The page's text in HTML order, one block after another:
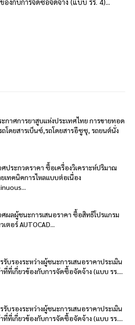
องกับการจัดซื้อจัดจ้าง (แบบ รร. 4)...
กาศการยาสูบแห่งประเทศไทย การขายทอด
โดยสารเบ็นซ์,รถโดยสารอีซูซุ, รถยนต์นั่ง
ประกวดราคา ซื้อเครื่องวิเคราะห์ปริมาณ
เทคนิคการไหลแบบต่อเนื่อง
ผลผู้ชนะการเสนอราคา ซื้อสิทธิโปรแกรม
ตอร์ AUTOCAD...
รับรองระหว่างผู้ชนะการเสนอราคาประเมิน
ที่ที่เกี่ยวข้องกับการจัดซื้อจัดจ้าง (แบบ รร....
รับรองระหว่างผู้ชนะการเสนอราคาประเมิน
ที่ที่เกี่ยวข้องกับการจัดซื้อจัดจ้าง (แบบ รร....